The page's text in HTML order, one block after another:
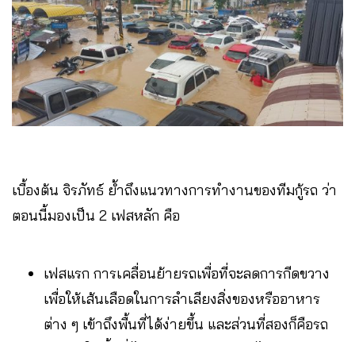
เบื้องต้น จิรภัทธ์ ย้ำถึงแนวทางการทำงานของทีมกู้รถ ว่า
ตอนนี้มองเป็น 2 เฟสหลัก คือ
เฟสแรก การเคลื่อนย้ายรถเพื่อที่จะลดการกีดขวาง
เพื่อให้เส้นเลือดในการลำเลียงสิ่งของหรืออาหาร
ต่าง ๆ เข้าถึงพื้นที่ได้ง่ายขึ้น และส่วนที่สองก็คือรถ